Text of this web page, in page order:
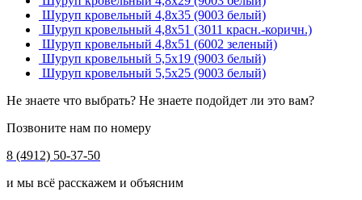
Шуруп кровельный 4,8х35 (9003 белый)
Шуруп кровельный 4,8х51 (3011 красн.-коричн.)
Шуруп кровельный 4,8х51 (6002 зеленый)
Шуруп кровельный 5,5х19 (9003 белый)
Шуруп кровельный 5,5х25 (9003 белый)
Не знаете что выбрать? Не знаете подойдет ли это вам?
Позвоните нам по номеру
8 (4912) 50-37-50
и мы всё расскажем и объясним